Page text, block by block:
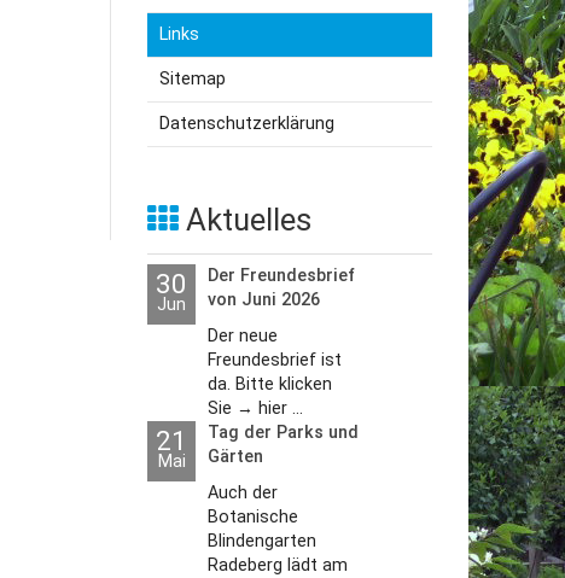
Links
Sitemap
Datenschutzerklärung
Aktuelles
30
Jun
Der Freundesbrief
von Juni 2026
Der neue
Freundesbrief ist
da. Bitte klicken
Sie → hier ...
21
Mai
Tag der Parks und
Gärten
Auch der
Botanische
Blindengarten
Radeberg lädt am